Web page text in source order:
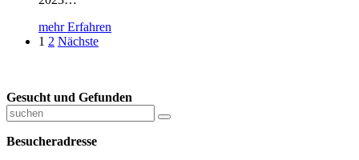
mehr Erfahren
1 2 Nächste
Gesucht und Gefunden
Besucheradresse